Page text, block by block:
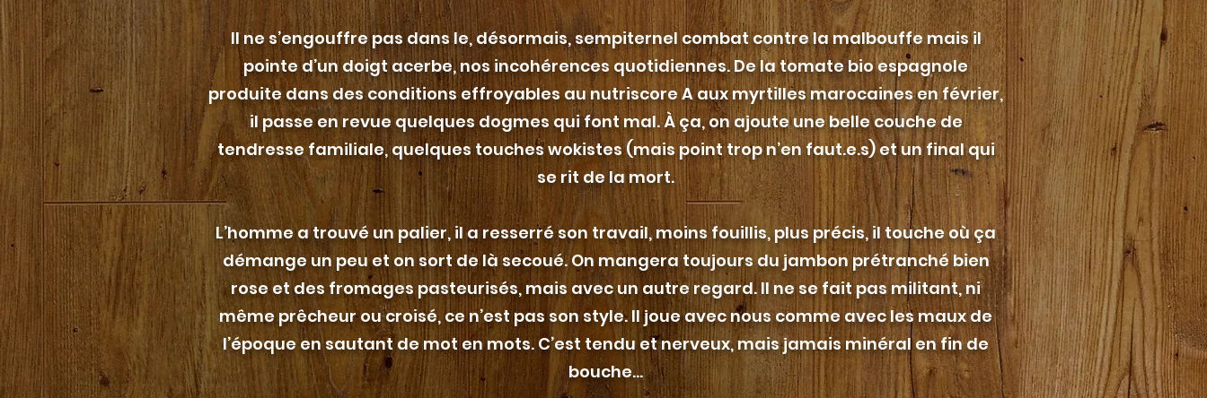
Il ne s’engouffre pas dans le, désormais, sempiternel combat contre la malbouffe mais il
pointe d’un doigt acerbe, nos incohérences quotidiennes. De la tomate bio espagnole
produite dans des conditions effroyables au nutriscore A aux myrtilles marocaines en février,
il passe en revue quelques dogmes qui font mal. À ça, on ajoute une belle couche de
tendresse familiale, quelques touches wokistes (mais point trop n’en faut.e.s) et un final qui
se rit de la mort.
L’homme a trouvé un palier, il a resserré son travail, moins fouillis, plus précis, il touche où ça
démange un peu et on sort de là secoué. On mangera toujours du jambon prétranché bien
rose et des fromages pasteurisés, mais avec un autre regard. Il ne se fait pas militant, ni
même prêcheur ou croisé, ce n’est pas son style. Il joue avec nous comme avec les maux de
l’époque en sautant de mot en mots. C’est tendu et nerveux, mais jamais minéral en fin de
bouche…